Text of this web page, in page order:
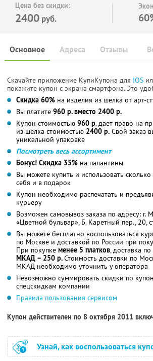
Цена без скидки:
2400 руб.
Основное Отзывы
Адреса
Скачайте приложение КупиКупона для IOS
покажите купон с экрана смартфона. Это
Скидка 60% на изделия из шелка от арт-
Вы платите 960 р. вместо 2400 р.
Купон стоимостью 960 р. дает право на
из шелка стоимостью 2400 р. Свой заказ
уникальной упаковке
Посмотреть весь ассортимент
Бонус! Скидка 35% на палантины
Вы можете купить и использовать
себя и в подарок
Купон необходимо распечатать и
курьеру
Возможен самовывоз заказа по адресу: г.
«Цветной бульвар», Б. Каретный пер., 20,
Вы можете бесплатно воспользоваться
по Москве и доставкой по России при
При покупке менее 5 платков, доставка
МКАД – 250 р.Стоимость доставки по
МКАД необходимо уточнить у оператора
Невозможно суммировать скидки по
спецскидкам компании
Правила пользования сервисом
Купон действителен по 8 октября 2011
Узнай, как воспользоваться